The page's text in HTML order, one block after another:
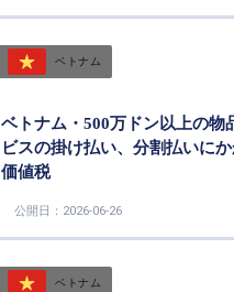
ベトナム
ベトナム・500万ドン以上の物
ビスの掛け払い、分割払いに
価値税
公開日：2026-06-26
ベトナム